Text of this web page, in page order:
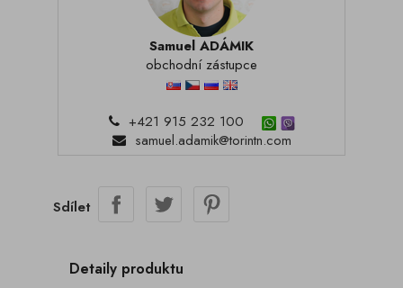
Samuel ADÁMIK
obchodní zástupce
+421 915 232 100
samuel.adamik@torintn.com
Sdílet
Detaily produktu